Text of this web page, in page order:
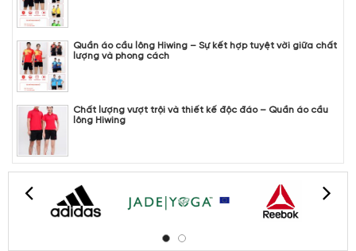
Quần áo cầu lông Hiwing – Sự kết hợp tuyệt vời giữa chất
lượng và phong cách
Chất lượng vượt trội và thiết kế độc đáo – Quần áo cầu
lông Hiwing